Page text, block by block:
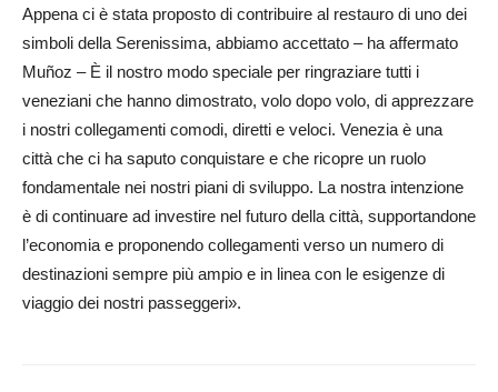
Appena ci è stata proposto di contribuire al restauro di uno dei
simboli della Serenis­sima, abbiamo accettato – ha affermato
Muñoz – È il nostro modo speciale per ringraziare tutti i
veneziani che hanno dimostrato, volo dopo volo, di apprezzare
i nostri collegamenti comodi, diretti e veloci. Venezia è una
città che ci ha saputo conquistare e che ricopre un ruolo
fondamentale nei nostri piani di sviluppo. La nostra intenzione
è di continuare ad investire nel futuro della città, supportandone
l’economia e proponendo collegamenti verso un numero di
destinazioni sempre più ampio e in linea con le esigenze di
viaggio dei nostri passeggeri».